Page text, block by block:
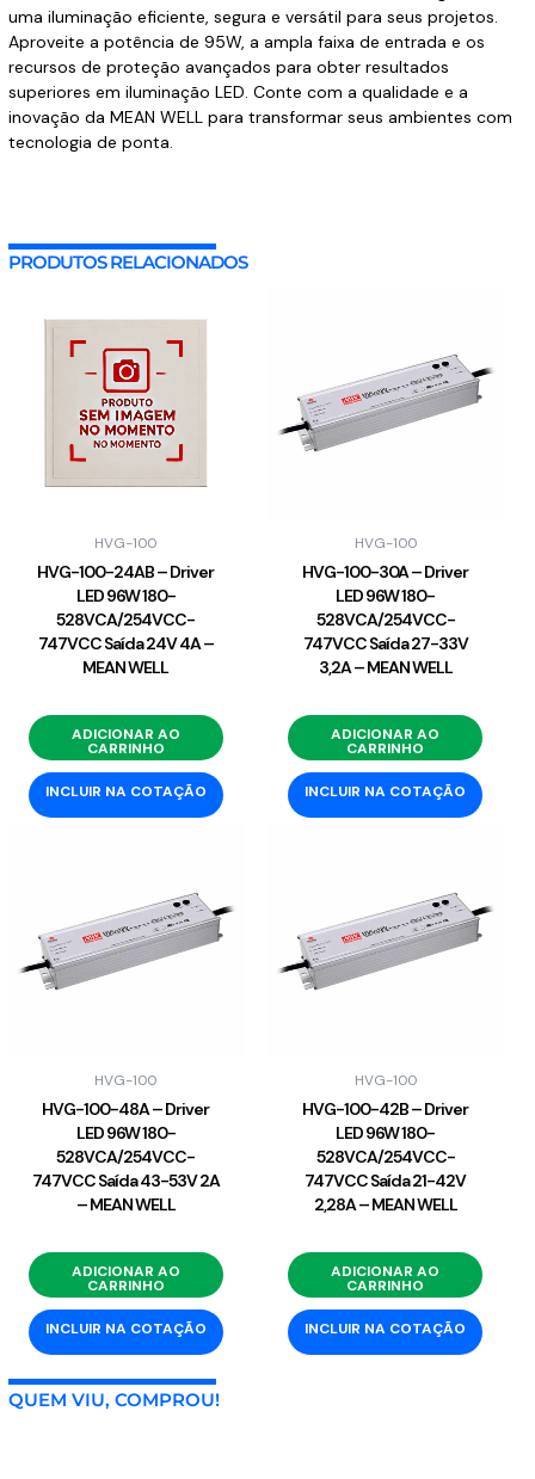
uma iluminação eficiente, segura e versátil para seus projetos.
Aproveite a potência de 95W, a ampla faixa de entrada e os
recursos de proteção avançados para obter resultados
superiores em iluminação LED. Conte com a qualidade e a
inovação da MEAN WELL para transformar seus ambientes com
tecnologia de ponta.
PRODUTOS RELACIONADOS
HVG-100
HVG-100-24AB – Driver
LED 96W 180-
528VCA/254VCC-
747VCC Saída 24V 4A –
MEAN WELL
ADICIONAR AO
CARRINHO
INCLUIR NA COTAÇÃO
HVG-100
HVG-100-30A – Driver
LED 96W 180-
528VCA/254VCC-
747VCC Saída 27-33V
3,2A – MEAN WELL
ADICIONAR AO
CARRINHO
INCLUIR NA COTAÇÃO
HVG-100
HVG-100-48A – Driver
LED 96W 180-
528VCA/254VCC-
747VCC Saída 43-53V 2A
– MEAN WELL
ADICIONAR AO
CARRINHO
INCLUIR NA COTAÇÃO
HVG-100
HVG-100-42B – Driver
LED 96W 180-
528VCA/254VCC-
747VCC Saída 21-42V
2,28A – MEAN WELL
ADICIONAR AO
CARRINHO
INCLUIR NA COTAÇÃO
QUEM VIU, COMPROU!